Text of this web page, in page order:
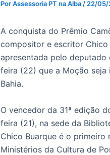
PorAssessoria PT na Alba / 22/05/
A conquista do Prêmio
compositor e escritor
apresentada pelo
feira (22) que a Moção seja
Bahia.
O vencedor da 31ª edição
feira (21), na sede da
Chico Buarque é o
Ministérios da Cultura de